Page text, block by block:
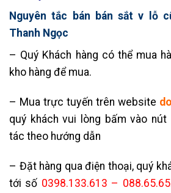
Nguyên tắc bán bán sắt v lỗ
Thanh Ngọc
– Quý Khách hàng có thể mua
kho hàng để mua.
– Mua trực tuyến trên website
quý khách vui lòng bấm vào nút
tác theo hướng dẫn
– Đặt hàng qua điện thoại, quý
tới số 0398.133.613 –